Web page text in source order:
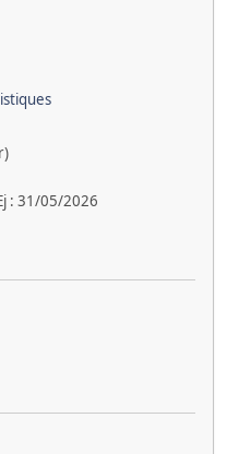
: 31/05/2026